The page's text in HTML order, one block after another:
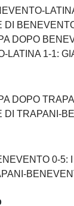
LATINA 1-1: I
LATINA:
LATINA, FLORO FLORES:"Sono
LATINA 1-1:
BENEVENTO,
Tumminello e
0-5: I